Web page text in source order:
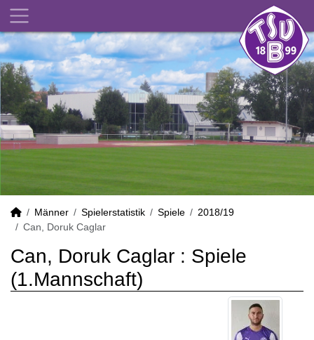
Männer Spielerstatistik Spiele
2018/19
Can, Doruk Caglar
Can, Doruk Caglar : Spiele
(1.Mannschaft)